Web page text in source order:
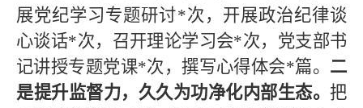
展党纪学习专题研讨*次，开展政治纪律谈
心谈话*次，召开理论学习会*次，党支部书
记讲授专题党课*次，撰写心得体会*篇。 二
是提升监督力，久久为功净化内部生态。 把